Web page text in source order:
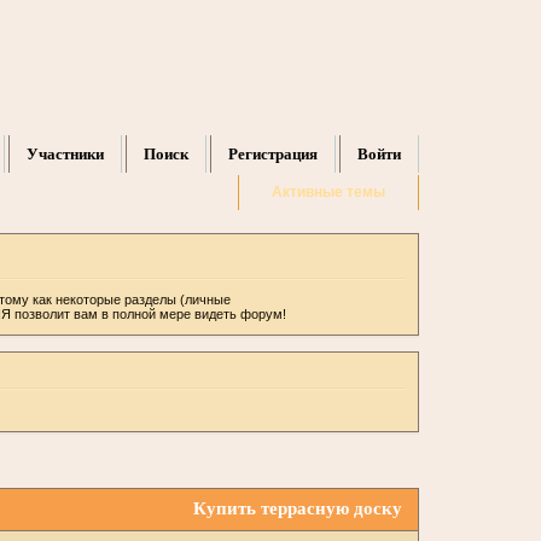
Участники Поиск Регистрация Войти
Активные темы
как некоторые разделы (личные
вам в полной мере видеть форум!
Купить террасную доску